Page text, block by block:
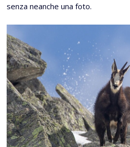
senza neanche una foto.